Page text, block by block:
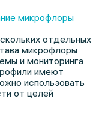
микрофлоры
отдельных
микрофлоры
и мониторинга
имеют
использовать
от целей